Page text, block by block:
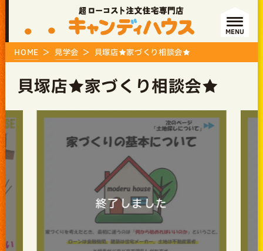
MENU
HOME 見学会 貝塚店★家づくり相談会★
貝塚店★家づくり相談会★
終了しました